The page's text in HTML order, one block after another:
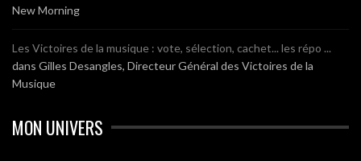
New Morning
Les Victoires de la musique : vote, sélection, cachet... les répo ...
dans Gilles Desangles, Directeur Général des Victoires de la
Musique
MON UNIVERS